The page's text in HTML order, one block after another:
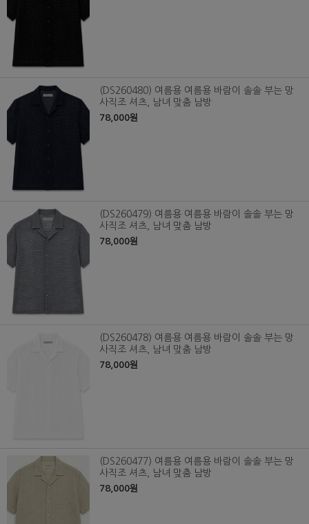
(DS260480) 여름용 여름용 바람이 솔솔 부는 망
사직조 셔츠, 남녀 맞춤 남방
78,000원
(DS260479) 여름용 여름용 바람이 솔솔 부는 망
사직조 셔츠, 남녀 맞춤 남방
78,000원
(DS260478) 여름용 여름용 바람이 솔솔 부는 망
사직조 셔츠, 남녀 맞춤 남방
78,000원
(DS260477) 여름용 여름용 바람이 솔솔 부는 망
사직조 셔츠, 남녀 맞춤 남방
78,000원